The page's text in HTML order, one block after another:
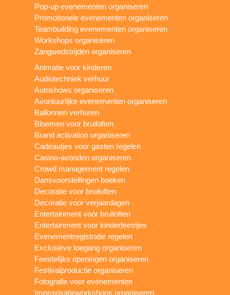
Pop-up evenementen organiseren
Promotionele evenementen organiseren
Teambuilding evenementen organiseren
Workshops organiseren
Zangwedstrijden organiseren
Animatie voor kinderen
Audiotechniek verhuur
Autoshows organiseren
Avontuurlijke evenementen organiseren
Ballonnen verhuren
Bloemen voor bruiloften
Brand activation organiseren
Cadeautjes voor gasten regelen
Casino-avonden organiseren
Crowd management regelen
Dansvoorstellingen boeken
Decoratie voor bruiloften
Decoratie voor verjaardagen
Entertainment voor bruiloften
Entertainment voor kinderfeestjes
Evenementregistratie regelen
Exclusieve toegang organiseren
Feestelijke openingen organiseren
Festivalproductie organiseren
Fotografie voor evenementen
Improvisatieworkshops organiseren